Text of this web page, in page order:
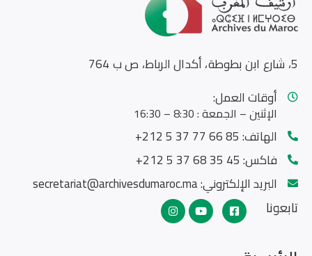
5، شارع ابن بطوطة، أكدال الرباط، ص ب 764
أوقات العمل:
الإثنين – الجمعة : 8:30 – 16:30
الهاتف:85 66 77 37 5 212+
فاكس:45 35 68 37 5 212+
البريد الإلكتروني:secretariat@archivesdumaroc.ma
تابعونا